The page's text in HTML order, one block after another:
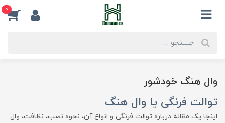
0
وال هنگ خودشور
توالت فرنگی یا وال هنگ
اینجا یک مقاله درباره توالت فرنگی و انواع آن، نحوه نصب، نظافت، وال